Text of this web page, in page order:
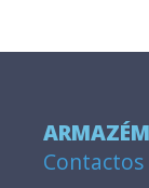
Contactos